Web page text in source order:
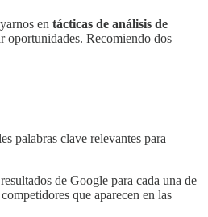
en tácticas de análisis de
oportunidades. Recomiendo dos
palabras clave relevantes para
de Google para cada una de
que aparecen en las